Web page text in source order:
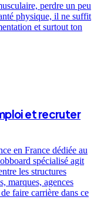
perdre un peu
physique, il ne suffit
et surtout ton
et recruter
en France dédiée au
spécialisé agit
les structures
marques, agences
faire carrière dans ce